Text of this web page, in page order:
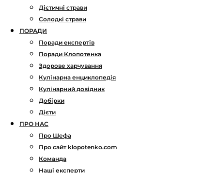
Дієтичні страви
Солодкі страви
ПОРАДИ
Поради експертів
Поради Клопотенка
Здорове харчування
Кулінарна енциклопедія
Кулінарний довідник
Добірки
Дієти
ПРО НАС
Про Шефа
Про сайт klopotenko.com
Команда
Наші експерти